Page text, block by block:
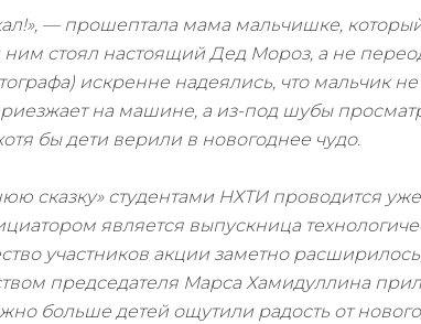
— прошептала мама мальчишке,
ним стоял настоящий Дед Мороз, а не
искренне надеялись, что мальчик не
на машине, а из-под шубы
бы дети верили в новогоднее чудо.
сказку» студентами НХТИ проводится
является выпускница
участников акции заметно
председателя Марса Хамидуллина
больше детей ощутили радость от